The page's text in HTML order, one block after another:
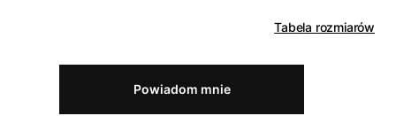
Tabela rozmiarów
Powiadom mnie